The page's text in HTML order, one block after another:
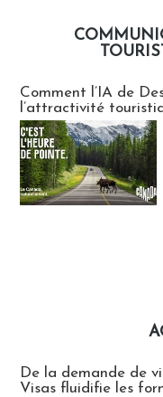
Comment l’IA de
l’attractivité
De la demande de
Visas fluidifie les